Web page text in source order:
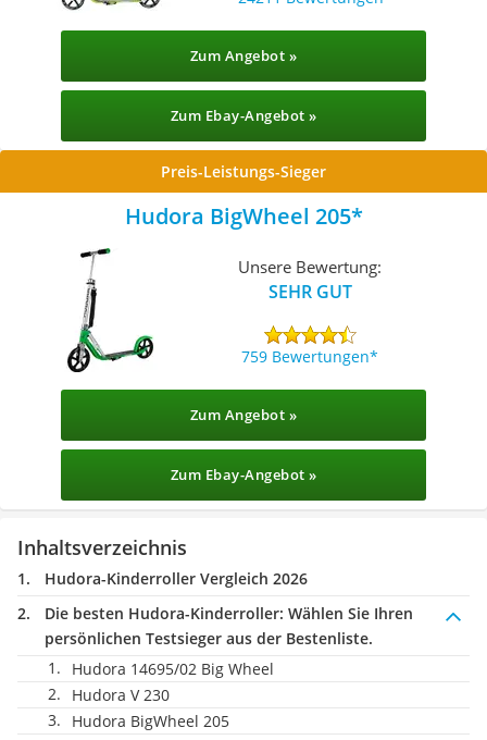
Zum Angebot »
Zum Ebay-Angebot »
Preis-Leistungs-Sieger
Hudora BigWheel 205
Unsere Bewertung:
SEHR GUT
759 Bewertungen
Zum Angebot »
Zum Ebay-Angebot »
Inhaltsverzeichnis
Hudora-Kinderroller Vergleich 2026
Die besten Hudora-Kinderroller: Wählen Sie Ihren
persönlichen Testsieger aus der Bestenliste.
Hudora 14695/02 Big Wheel
Hudora V 230
Hudora BigWheel 205